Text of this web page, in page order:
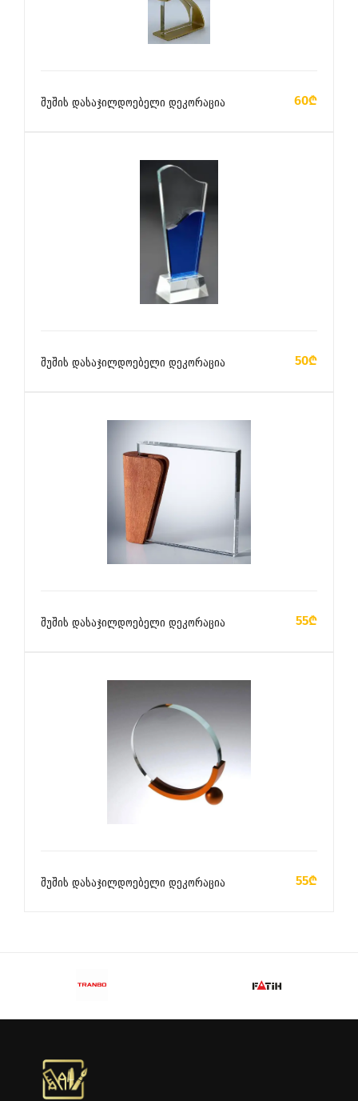
შუშის დასაჯილდოებელი დეკორაცია 60₾
შუშის დასაჯილდოებელი დეკორაცია 50₾
შუშის დასაჯილდოებელი დეკორაცია 55₾
შუშის დასაჯილდოებელი დეკორაცია 55₾